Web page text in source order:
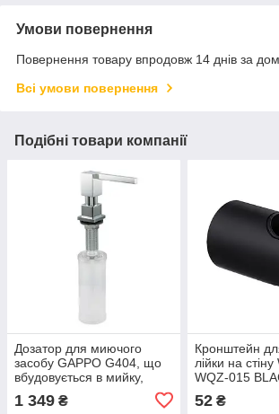
Умови повернення
Повернення товару впродовж 14 днів за
Всі умови повернення
Подібні товари компанії
Дозатор для миючого
засобу GAPPO G404, що
вбудовується в мийку,
латунь/пластик, хром 300
мл
1 349 ₴
Кронштейн
лійки на
WQZ-015
52₴